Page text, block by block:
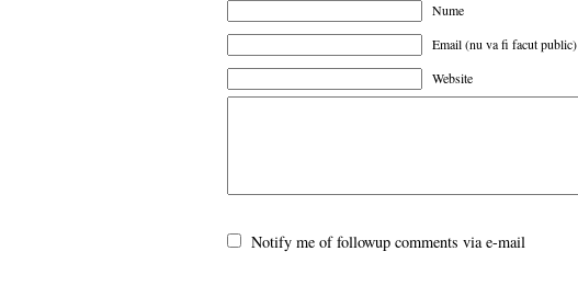
Nume
Email (nu va fi facut public)
Website
Notify me of followup comments via e-mail